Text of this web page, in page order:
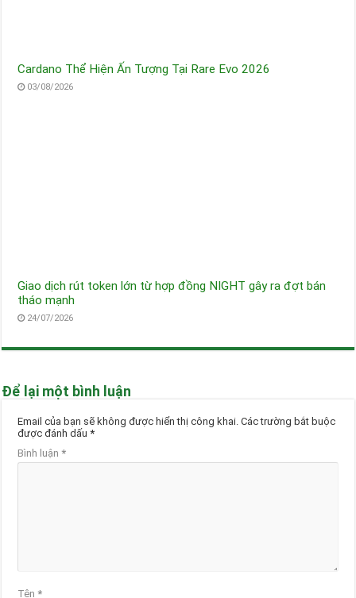
Cardano Thể Hiện Ấn Tượng Tại Rare Evo 2026
03/08/2026
Giao dịch rút token lớn từ hợp đồng NIGHT gây ra đợt bán
tháo mạnh
24/07/2026
Để lại một bình luận
Email của bạn sẽ không được hiển thị công khai. Các trường bắt buộc
được đánh dấu*
Bình luận*
Tên*